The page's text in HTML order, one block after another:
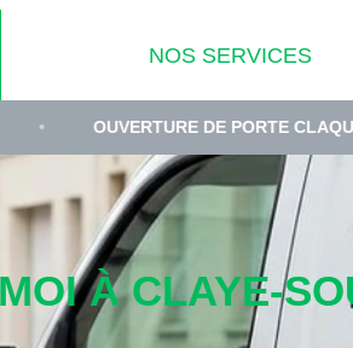
NOS SERVICES
DE PORTE CLAQUÉE SEINE-ET-
À CLAYE-